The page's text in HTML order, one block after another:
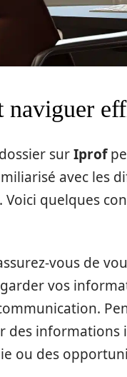
naviguer
surIprof
avec les
quelques
vous de
vos
des informations
ou des